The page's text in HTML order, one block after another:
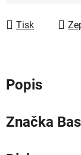
Tisk
Popis
Značka